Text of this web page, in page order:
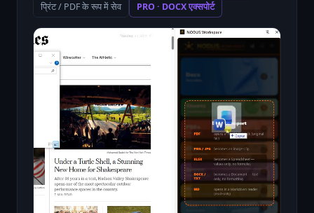
प्रिंट / PDF के रूप में सेव
PRO · DOCX एक्सपोर्ट